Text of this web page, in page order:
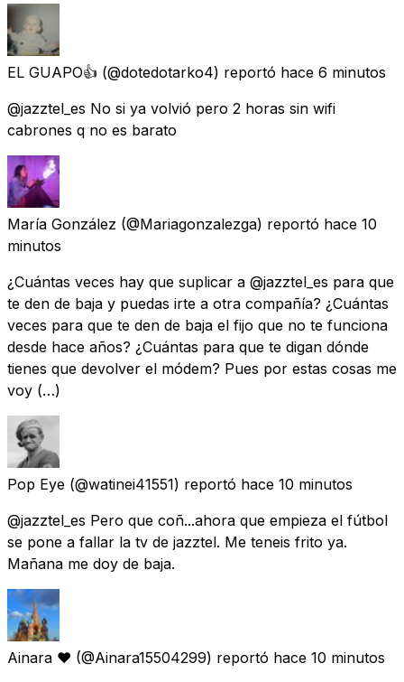
EL GUAPO👍 (@dotedotarko4) reportó hace 6 minutos
@jazztel_es No si ya volvió pero 2 horas sin wifi
cabrones q no es barato
María González (@Mariagonzalezga) reportó hace 10
minutos
¿Cuántas veces hay que suplicar a @jazztel_es para que
te den de baja y puedas irte a otra compañía? ¿Cuántas
veces para que te den de baja el fijo que no te funciona
desde hace años? ¿Cuántas para que te digan dónde
tienes que devolver el módem? Pues por estas cosas me
voy (…)
Pop Eye (@watinei41551) reportó hace 10 minutos
@jazztel_es Pero que coñ...ahora que empieza el fútbol
se pone a fallar la tv de jazztel. Me teneis frito ya.
Mañana me doy de baja.
Ainara ❤ (@Ainara15504299) reportó hace 10 minutos